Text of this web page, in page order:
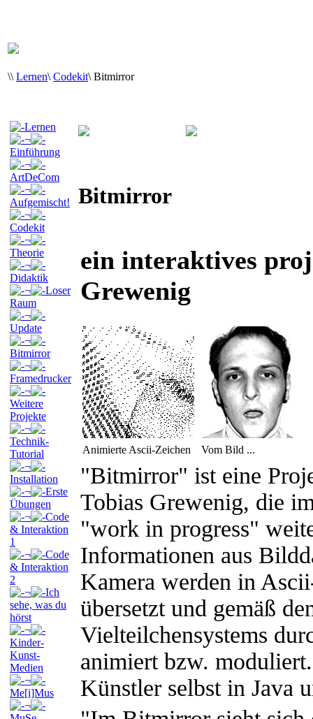
\\ Lernen\ Codekit\ Bitmirror
Lernen
¬
Einführung
¬
ArtDeCom
¬
Aufgemischt!
¬
Codekit
¬
Theorie
¬
Didaktik
¬
Loser
Raum
¬
Update
¬
Bitmirror
¬
Framedrucker
¬
Weitere
Projekte
¬
Technik-
Tutorial
¬
Installation
¬
Erste
Übungen
¬
Code
& Interaktion
1
¬
Code
& Interaktion
2
¬
Ich
sehe, was du
hörst
¬
Kinder-
Kunst-
Medien
¬
Me[i]Mus
¬
Bitmirror
ein interaktives
Grewenig
Animierte Ascii-Zeichen Vom Bild ...
"Bitmirror" ist eine
Tobias Grewenig, die
"work in progress"
Informationen aus
Kamera werden in
übersetzt und gemäß
Vielteilchensystems
animiert bzw.
Künstler selbst in Java